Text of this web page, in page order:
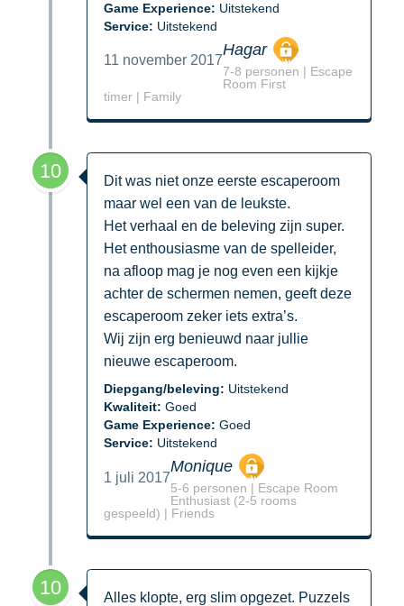
Game Experience: Uitstekend
Service: Uitstekend
11 november 2017
Hagar
7-8 personen | Escape
Room First
timer | Family
10
Dit was niet onze eerste escaperoom
maar wel een van de leukste.
Het verhaal en de beleving zijn super.
Het enthousiasme van de spelleider,
na afloop mag je nog even een kijkje
achter de schermen nemen, geeft deze
escaperoom zeker iets extra’s.
Wij zijn erg benieuwd naar jullie
nieuwe escaperoom.
Diepgang/beleving: Uitstekend
Kwaliteit: Goed
Game Experience: Goed
Service: Uitstekend
1 juli 2017
Monique
5-6 personen | Escape Room
Enthusiast (2-5 rooms
gespeeld) | Friends
10
Alles klopte, erg slim opgezet. Puzzels